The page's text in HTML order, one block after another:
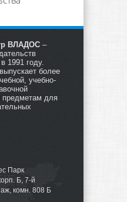
ВЛАДОС –
1991 году.
более
учебно-
предметам для
Парк
Б, 7-й
комн. 808 Б